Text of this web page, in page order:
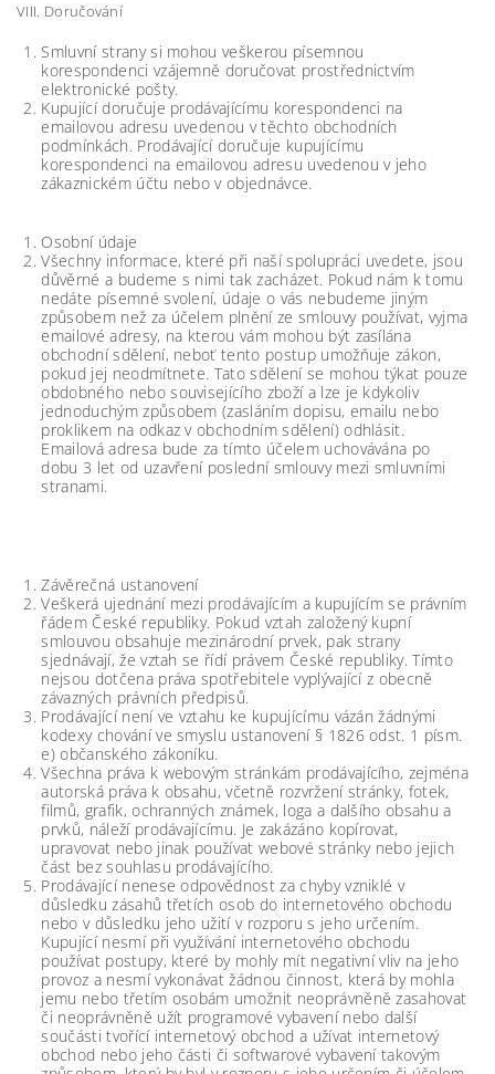
VIII. Doručování
Smluvní strany si mohou veškerou písemnou
korespondenci vzájemně doručovat prostřednictvím
elektronické pošty.
Kupující doručuje prodávajícímu korespondenci na
emailovou adresu uvedenou v těchto obchodních
podmínkách. Prodávající doručuje kupujícímu
korespondenci na emailovou adresu uvedenou v jeho
zákaznickém účtu nebo v objednávce.
Osobní údaje
Všechny informace, které při naší spolupráci uvedete, jsou
důvěrné a budeme s nimi tak zacházet. Pokud nám k tomu
nedáte písemné svolení, údaje o vás nebudeme jiným
způsobem než za účelem plnění ze smlouvy používat, vyjma
emailové adresy, na kterou vám mohou být zasílána
obchodní sdělení, neboť tento postup umožňuje zákon,
pokud jej neodmítnete. Tato sdělení se mohou týkat pouze
obdobného nebo souvisejícího zboží a lze je kdykoliv
jednoduchým způsobem (zasláním dopisu, emailu nebo
proklikem na odkaz v obchodním sdělení) odhlásit.
Emailová adresa bude za tímto účelem uchovávána po
dobu 3 let od uzavření poslední smlouvy mezi smluvními
stranami.
Závěrečná ustanovení
Veškerá ujednání mezi prodávajícím a kupujícím se právním
řádem České republiky. Pokud vztah založený kupní
smlouvou obsahuje mezinárodní prvek, pak strany
sjednávají, že vztah se řídí právem České republiky. Tímto
nejsou dotčena práva spotřebitele vyplývající z obecně
závazných právních předpisů.
Prodávající není ve vztahu ke kupujícímu vázán žádnými
kodexy chování ve smyslu ustanovení § 1826 odst. 1 písm.
e) občanského zákoníku.
Všechna práva k webovým stránkám prodávajícího, zejména
autorská práva k obsahu, včetně rozvržení stránky, fotek,
filmů, grafik, ochranných známek, loga a dalšího obsahu a
prvků, náleží prodávajícímu. Je zakázáno kopírovat,
upravovat nebo jinak používat webové stránky nebo jejich
část bez souhlasu prodávajícího.
Prodávající nenese odpovědnost za chyby vzniklé v
důsledku zásahů třetích osob do internetového obchodu
nebo v důsledku jeho užití v rozporu s jeho určením.
Kupující nesmí při využívání internetového obchodu
používat postupy, které by mohly mít negativní vliv na jeho
provoz a nesmí vykonávat žádnou činnost, která by mohla
jemu nebo třetím osobám umožnit neoprávněně zasahovat
či neoprávněně užít programové vybavení nebo další
součásti tvořící internetový obchod a užívat internetový
obchod nebo jeho části či softwarové vybavení takovým